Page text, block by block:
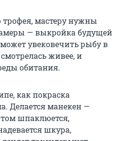
трофея, мастеру нужны
— выкройка будущей
увековечить рыбу в
живее, и
обитания.
как покраска
Делается манекен —
шпаклюется,
шкура,